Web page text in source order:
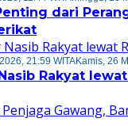
dari
21:59 WITAKamis, 26
Rakyat